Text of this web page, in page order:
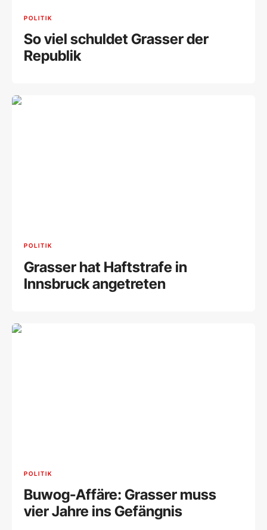
POLITIK
So viel schuldet Grasser der
Republik
POLITIK
Grasser hat Haftstrafe in
Innsbruck angetreten
POLITIK
Buwog-Affäre: Grasser muss
vier Jahre ins Gefängnis